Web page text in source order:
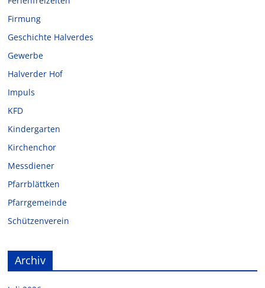
Firmung
Geschichte Halverdes
Gewerbe
Halverder Hof
Impuls
KFD
Kindergarten
Kirchenchor
Messdiener
Pfarrblättken
Pfarrgemeinde
Schützenverein
Archiv